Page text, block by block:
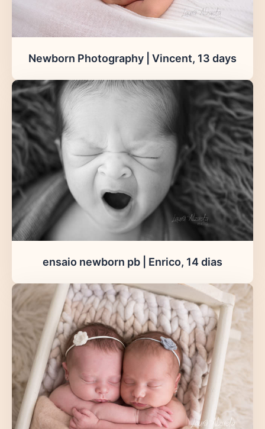
Newborn Photography | Vincent, 13 days
ensaio newborn pb | Enrico, 14 dias